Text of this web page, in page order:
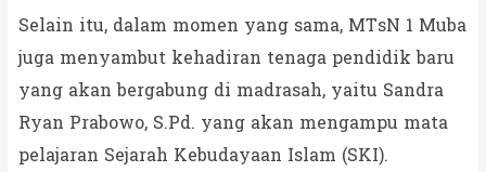
Selain itu, dalam momen yang sama, MTsN 1 Muba
juga menyambut kehadiran tenaga pendidik baru
yang akan bergabung di madrasah, yaitu Sandra
Ryan Prabowo, S.Pd. yang akan mengampu mata
pelajaran Sejarah Kebudayaan Islam (SKI).